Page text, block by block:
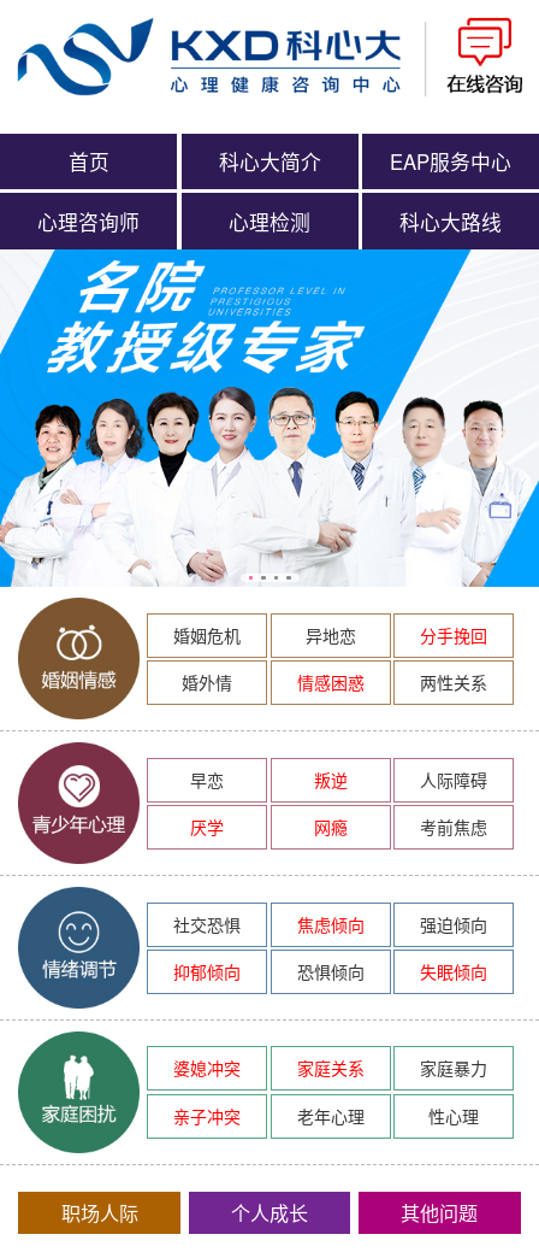
首页 科心大简介 EAP服务中心
心理咨询师 心理检测 科心大路线
婚姻危机 异地恋
分手挽回
婚外情
情感困惑 两性关系
早恋 叛逆
人际障碍
厌学
网瘾 考前焦虑
社交恐惧 焦虑倾向
强迫倾向
抑郁倾向
恐惧倾向 失眠倾向
婆媳冲突 家庭关系
家庭暴力
亲子冲突
老年心理 性心理
职场人际 个人成长 其他问题